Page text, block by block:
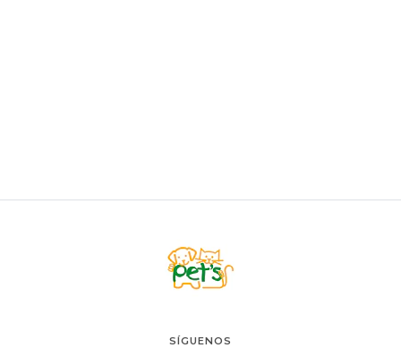
SÍGUENOS